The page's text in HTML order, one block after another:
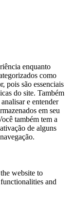
enquanto
como
pois são essenciais
do site. Também
e entender
em seu
também tem a
de alguns
website to
and